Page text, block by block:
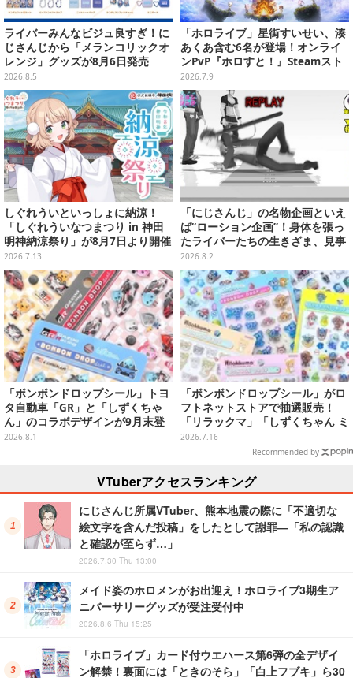
ライバーみんなビジュ良すぎ！に
じさんじから「メランコリックオ
レンジ」グッズが8月6日発売
2026.8.5
「ホロライブ」星街すいせい、湊
あくあ含む6名が登場！オンライ
ンPvP『ホロすと！』Steamスト
アページ公開、プレイテスター募
集開始
2026.7.9
しぐれういといっしょに納涼！
「しぐれういなつまつり in 神田
明神納涼祭り」が8月7日より開催
決定
2026.7.13
「にじさんじ」の名物企画といえ
ば“ローション企画”！身体を張っ
たライバーたちの生きざま、見事
な転倒具合を振り返り【特集】
2026.8.2
「ボンボンドロップシール」トヨ
タ自動車「GR」と「しずくちゃ
ん」のコラボデザインが9月末登
場！くま吉らも描かれた全4柄
2026.8.1
「ボンボンドロップシール」がロ
フトネットストアで抽選販売！
「リラックマ」「しずくちゃん ミ
ニ」など全12種をラインナップ
2026.7.16
Recommended by
VTuberアクセスランキング
にじさんじ所属VTuber、熊本地震の際に「不適切な
絵文字を含んだ投稿」をしたとして謝罪―「私の認識
と確認が至らず…」
2026.7.30 Thu 13:00
メイド姿のホロメンがお出迎え！ホロライブ3期生ア
ニバーサリーグッズが受注受付中
2026.8.6 Thu 15:25
「ホロライブ」カード付ウエハース第6弾の全デザイ
ン解禁！裏面には「ときのそら」「白上フブキ」ら30